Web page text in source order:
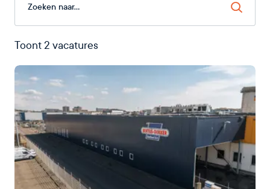
Zoeken
Toont 2 vacatures